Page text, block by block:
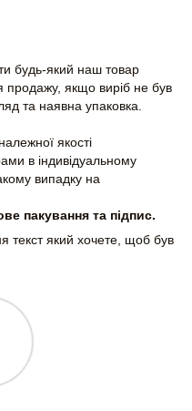
будь-який наш товар
продажу, якщо виріб не був
та наявна упаковка.
якості
в індивідуальному
випадку на
пакування та підпис.
текст який хочете, щоб був